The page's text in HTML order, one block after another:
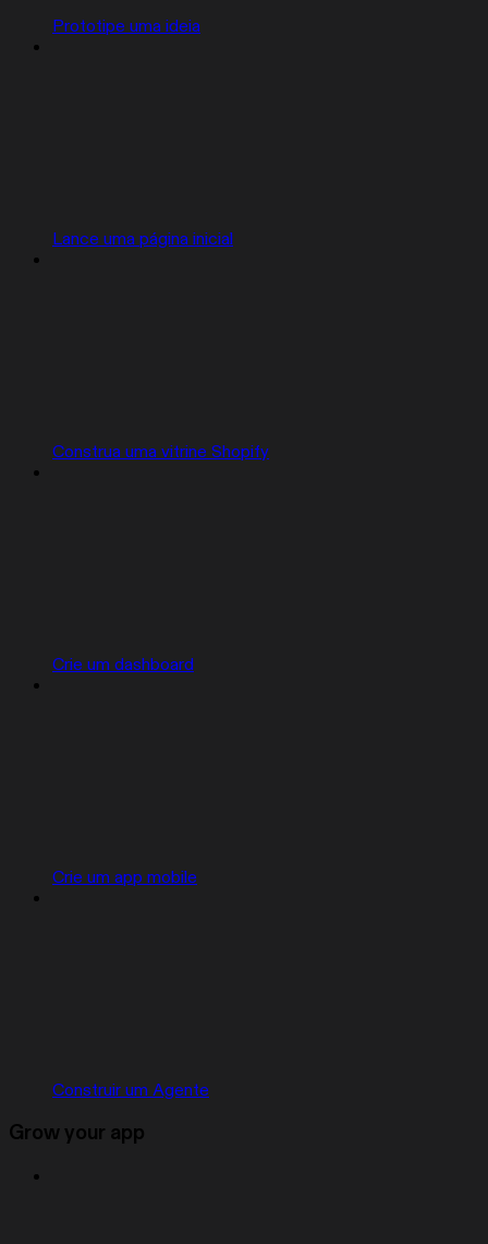
Prototipe uma ideia
Lance uma página inicial
Construa uma vitrine Shopify
Crie um dashboard
Crie um app mobile
Construir um Agente
Grow your app